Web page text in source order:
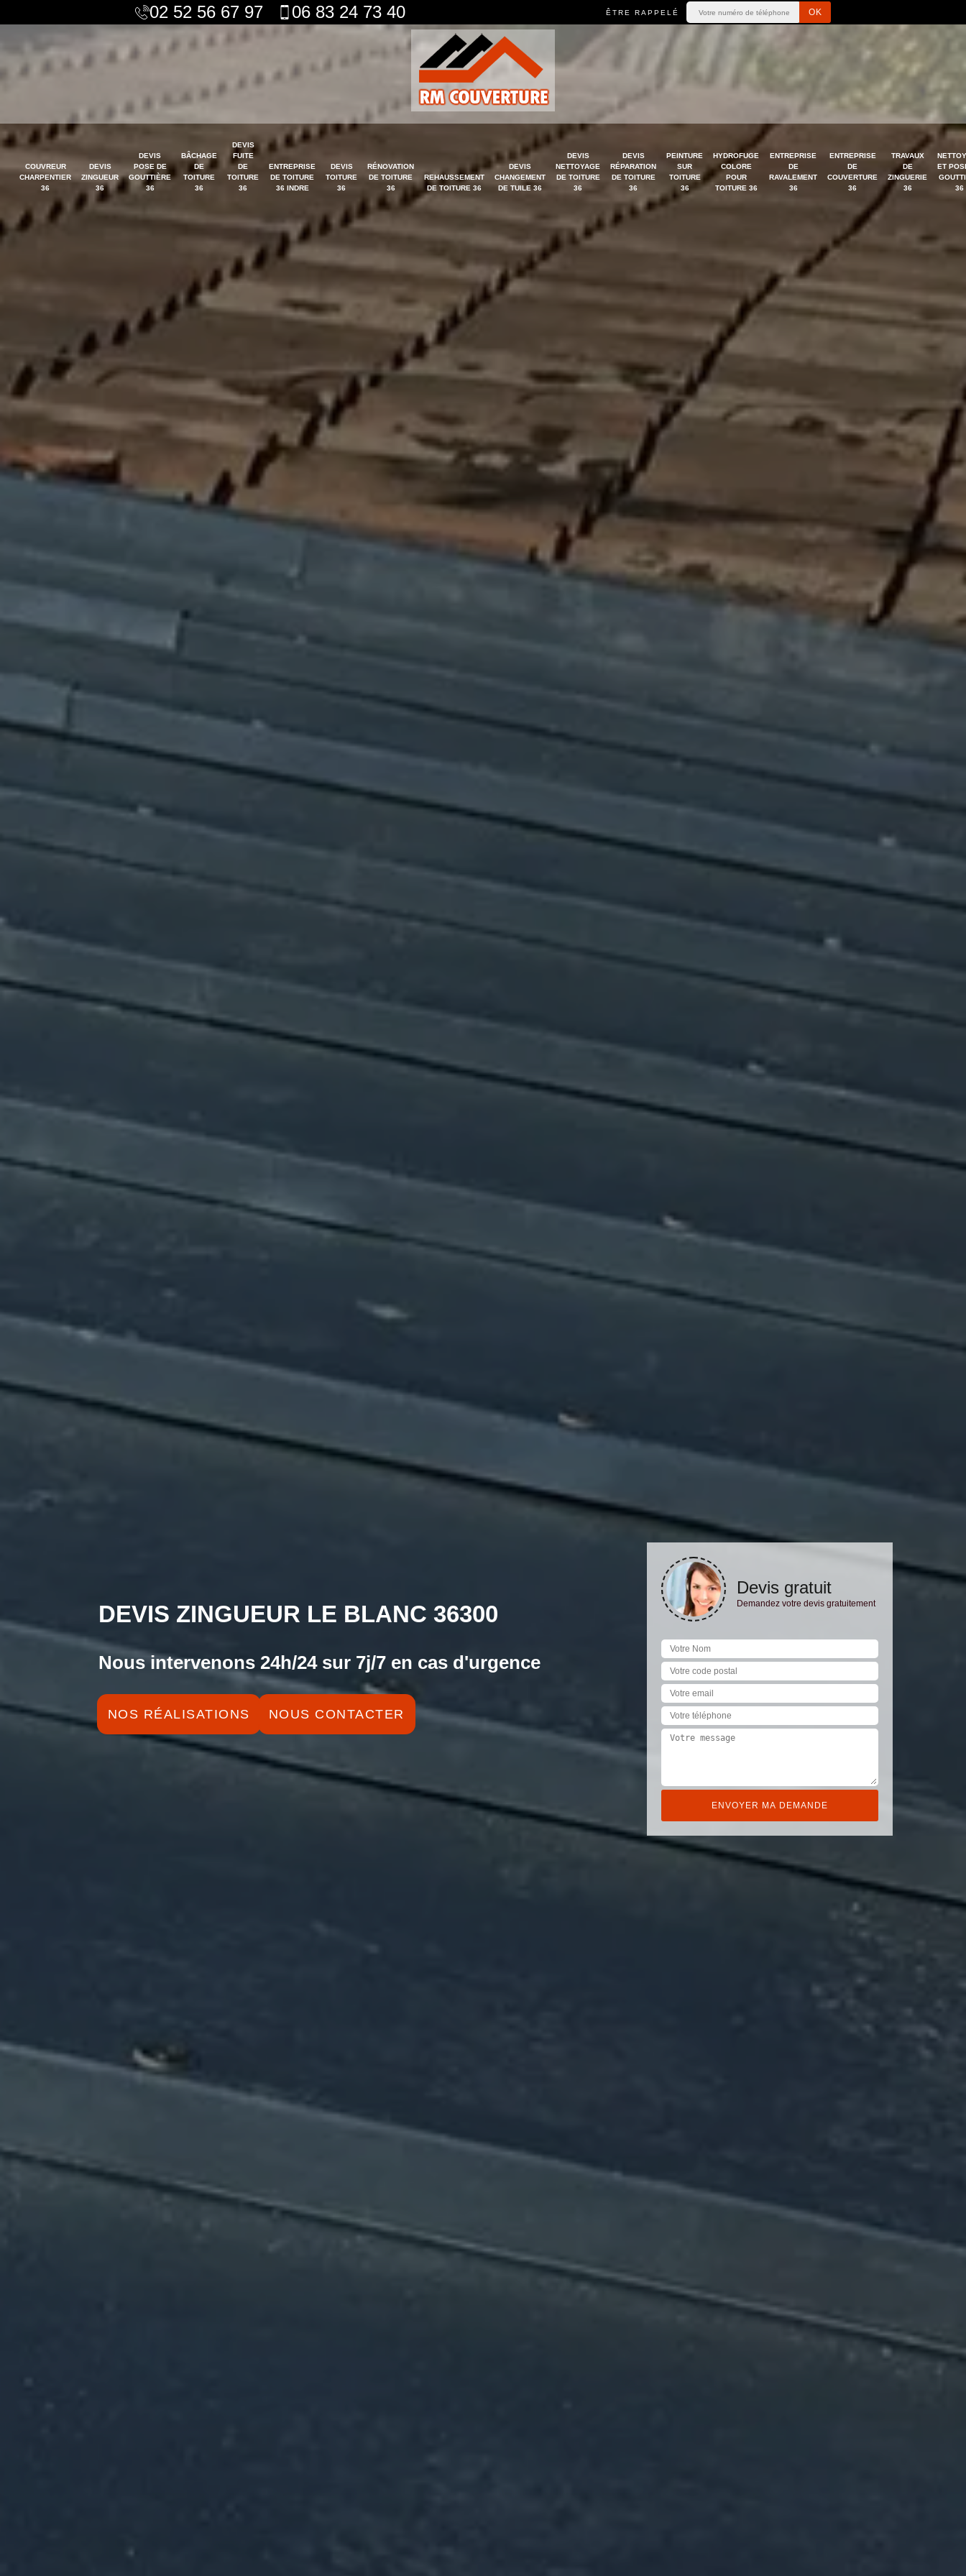
02 52 56 67 97 06 83 24 73 40 ÊTRE RAPPELÉ
COUVREUR
CHARPENTIER
36
DEVIS
ZINGUEUR
36
DEVIS
POSE DE
GOUTTIÈRE
36
BÂCHAGE
DE
TOITURE
36
DEVIS
FUITE
DE
TOITURE
36
ENTREPRISE
DE TOITURE
36 INDRE
DEVIS
TOITURE
36
RÉNOVATION
DE TOITURE
36
REHAUSSEMENT
DE TOITURE 36
DEVIS
CHANGEMENT
DE TUILE 36
DEVIS
NETTOYAGE
DE TOITURE
36
DEVIS
RÉPARATION
DE TOITURE
36
PEINTURE
SUR
TOITURE
36
HYDROFUGE
COLORE
POUR
TOITURE 36
ENTREPRISE
DE
RAVALEMENT
36
ENTREPRISE
DE
COUVERTURE
36
TRAVAUX
DE
ZINGUERIE
36
ET
36
DEVIS ZINGUEUR LE BLANC 36300
Nous intervenons 24h/24 sur 7j/7 en cas d'urgence
NOS RÉALISATIONS NOUS CONTACTER
Devis gratuit
Demandez votre devis gratuitement